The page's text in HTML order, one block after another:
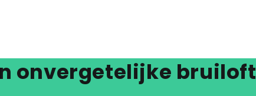
onvergetelijke bruiloft